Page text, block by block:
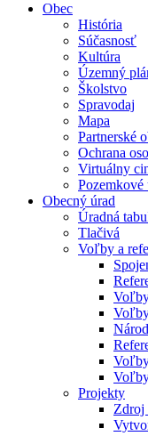
Obec
História
Súčasnosť
Kultúra
Územný
Školstvo
Spravodaj
Mapa
Partnerské
Ochrana
Virtuálny
Pozemkové
Obecný úrad
Úradná
Tlačivá
Voľby a
Projekty
Zdroj